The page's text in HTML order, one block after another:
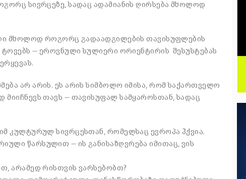
სივრცეზე, სადაც ადამიანის ღირსება მხოლოდ
მხოლოდ როგორც გადაადგილების თავისუფლების
— ეროვნული სულიერი ორიენტირის შესუსტებას
არ არის. ეს არის სიმბოლო იმისა, რომ საქართველო
თავს — თავისუფალ სამყაროსთან, სადაც
კულტურულ სივრცესთან, რომელსაც ევროპა ჰქვია.
წარსულით — ის განისაზღვრება იმითაც, ვის
არამედ რისთვის ვარსებობთ?